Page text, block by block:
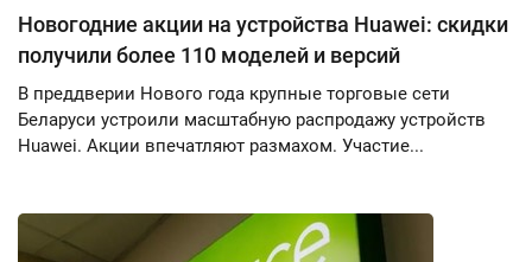
Новогодние акции на устройства Huawei: скидки
получили более 110 моделей и версий
В преддверии Нового года крупные торговые сети
Беларуси устроили масштабную распродажу устройств
Huawei. Акции впечатляют размахом. Участие...